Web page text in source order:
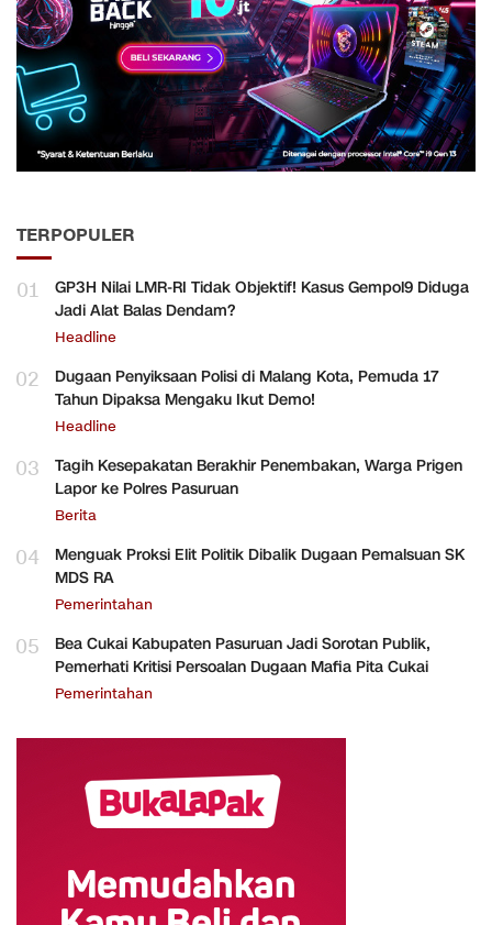
TERPOPULER
01
GP3H Nilai LMR-RI Tidak Objektif! Kasus Gempol9 Diduga
Jadi Alat Balas Dendam?
Headline
02
Dugaan Penyiksaan Polisi di Malang Kota, Pemuda 17
Tahun Dipaksa Mengaku Ikut Demo!
Headline
03
Tagih Kesepakatan Berakhir Penembakan, Warga Prigen
Lapor ke Polres Pasuruan
Berita
04
Menguak Proksi Elit Politik Dibalik Dugaan Pemalsuan SK
MDS RA
Pemerintahan
05
Bea Cukai Kabupaten Pasuruan Jadi Sorotan Publik,
Pemerhati Kritisi Persoalan Dugaan Mafia Pita Cukai
Pemerintahan